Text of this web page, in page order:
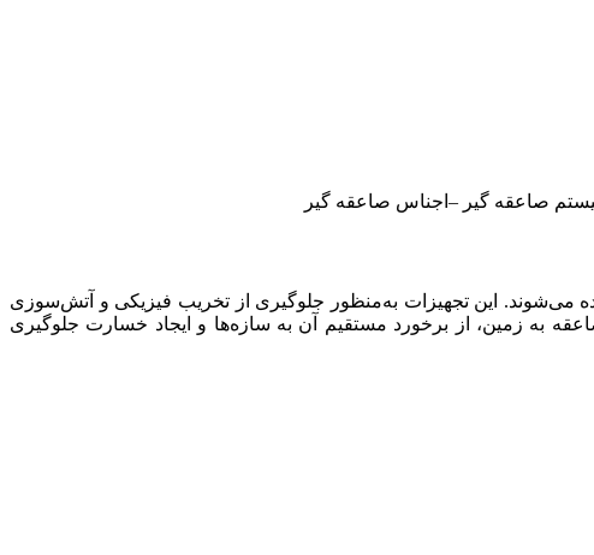
صاعقه گیر –اجناس صاعقه گیر
می‌شوند. این تجهیزات به‌منظور جلوگیری از تخریب فیزیکی و آتش‌سوزی
به زمین، از برخورد مستقیم آن به سازه‌ها و ایجاد خسارت جلوگیری